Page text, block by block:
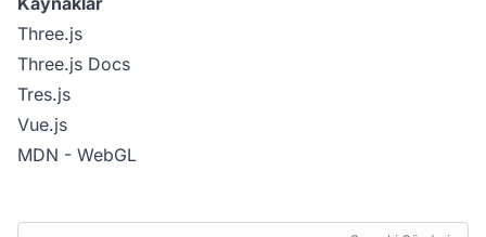
Three.js
Three.js Docs
Tres.js
Vue.js
MDN - WebGL